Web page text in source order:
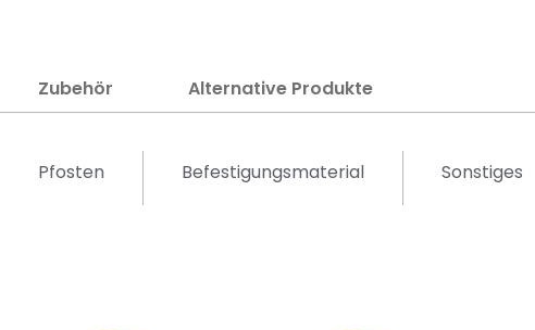
Zubehör
Pfosten Befestigungsmaterial Sonstiges
Alternative Produkte